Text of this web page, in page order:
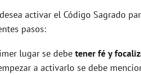
activar el Código Sagrado
pasos:
lugar se debe tener fé y
a activarlo se debe